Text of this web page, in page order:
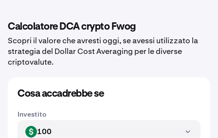
Calcolatore DCA crypto Fwog
Scopri il valore che avresti oggi, se avessi utilizzato la
strategia del Dollar Cost Averaging per le diverse
criptovalute.
Cosa accadrebbe se
Investito
USD 100